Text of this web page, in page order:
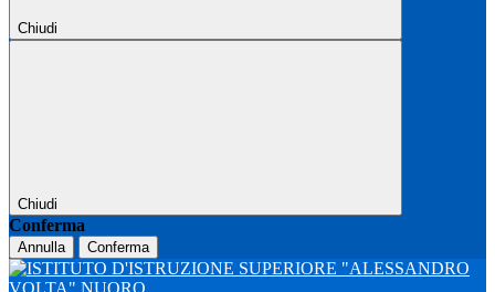
Chiudi
Chiudi
Conferma
Annulla Conferma